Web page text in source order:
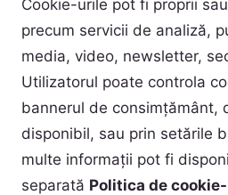
Cookie-urile pot fi proprii
precum servicii de analiză,
media, video, newsletter,
Utilizatorul poate controla
bannerul de consimțământ,
disponibil, sau prin setările
multe informații pot fi
separată Politica de